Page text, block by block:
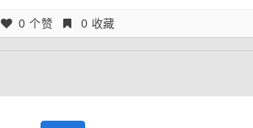
0 个赞 0 收藏